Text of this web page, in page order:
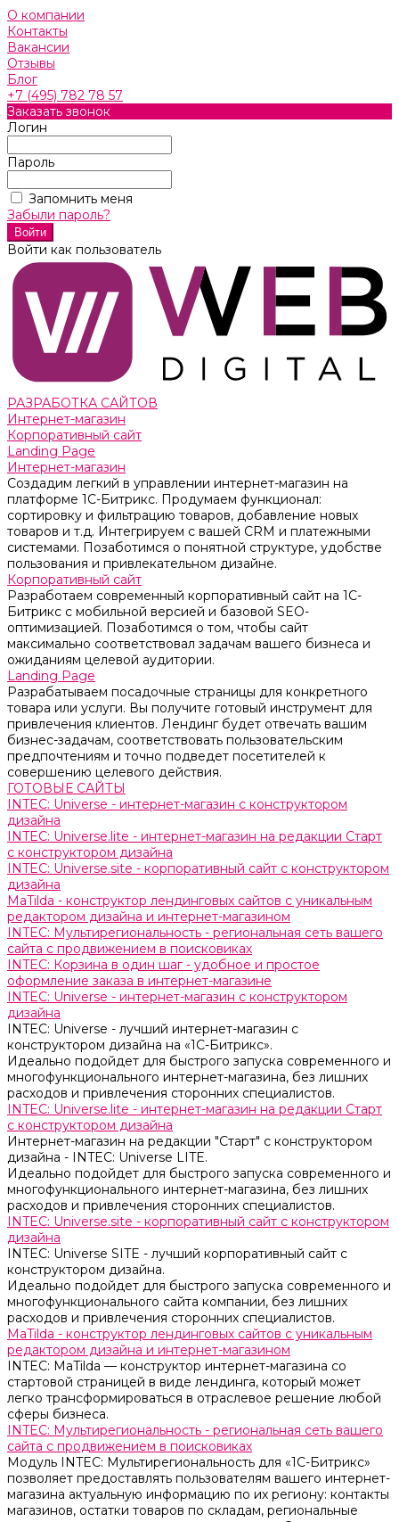
О компании
Контакты
Вакансии
Отзывы
Блог
+7 (495) 782 78 57
Заказать звонок
Логин
Пароль
Запомнить меня
Забыли пароль?
Войти как пользователь
РАЗРАБОТКА САЙТОВ
Интернет-магазин
Корпоративный сайт
Landing Page
Интернет-магазин
Создадим легкий в управлении интернет-магазин на
платформе 1С-Битрикс. Продумаем функционал:
сортировку и фильтрацию товаров, добавление новых
товаров и т.д. Интегрируем с вашей CRM и платежными
системами. Позаботимся о понятной структуре, удобстве
пользования и привлекательном дизайне.
Корпоративный сайт
Разработаем современный корпоративный сайт на 1С-
Битрикс с мобильной версией и базовой SEO-
оптимизацией. Позаботимся о том, чтобы сайт
максимально соответствовал задачам вашего бизнеса и
ожиданиям целевой аудитории.
Landing Page
Разрабатываем посадочные страницы для конкретного
товара или услуги. Вы получите готовый инструмент для
привлечения клиентов. Лендинг будет отвечать вашим
бизнес-задачам, соответствовать пользовательским
предпочтениям и точно подведет посетителей к
совершению целевого действия.
ГОТОВЫЕ САЙТЫ
INTEC: Universe - интернет-магазин с конструктором
дизайна
INTEC: Universe.lite - интернет-магазин на редакции Старт
с конструктором дизайна
INTEC: Universe.site - корпоративный сайт с конструктором
дизайна
MaTilda - конструктор лендинговых сайтов с уникальным
редактором дизайна и интернет-магазином
INTEC: Мультирегиональность - региональная сеть вашего
сайта с продвижением в поисковиках
INTEC: Корзина в один шаг - удобное и простое
оформление заказа в интернет-магазине
INTEC: Universe - интернет-магазин с конструктором
дизайна
INTEC: Universe - лучший интернет-магазин с
конструктором дизайна на «1C-Битрикс».
Идеально подойдет для быстрого запуска современного и
многофункционального интернет-магазина, без лишних
расходов и привлечения сторонних специалистов.
INTEC: Universe.lite - интернет-магазин на редакции Старт
с конструктором дизайна
Интернет-магазин на редакции "Старт" с конструктором
дизайна - INTEC: Universe LITE.
Идеально подойдет для быстрого запуска современного и
многофункционального интернет-магазина, без лишних
расходов и привлечения сторонних специалистов.
INTEC: Universe.site - корпоративный сайт с конструктором
дизайна
INTEC: Universe SITE - лучший корпоративный сайт с
конструктором дизайна.
Идеально подойдет для быстрого запуска современного и
многофункционального сайта компании, без лишних
расходов и привлечения сторонних специалистов.
MaTilda - конструктор лендинговых сайтов с уникальным
редактором дизайна и интернет-магазином
INTEC: MaTilda — конструктор интернет-магазина со
стартовой страницей в виде лендинга, который может
легко трансформироваться в отраслевое решение любой
сферы бизнеса.
INTEC: Мультирегиональность - региональная сеть вашего
сайта с продвижением в поисковиках
Модуль INTEC: Мультирегиональность для «1С-Битрикс»
позволяет предоставлять пользователям вашего интернет-
магазина актуальную информацию по их региону: контакты
магазинов, остатки товаров по складам, региональные